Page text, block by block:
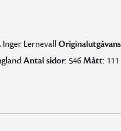
Lernevall
Antal sidor:546Mått:111